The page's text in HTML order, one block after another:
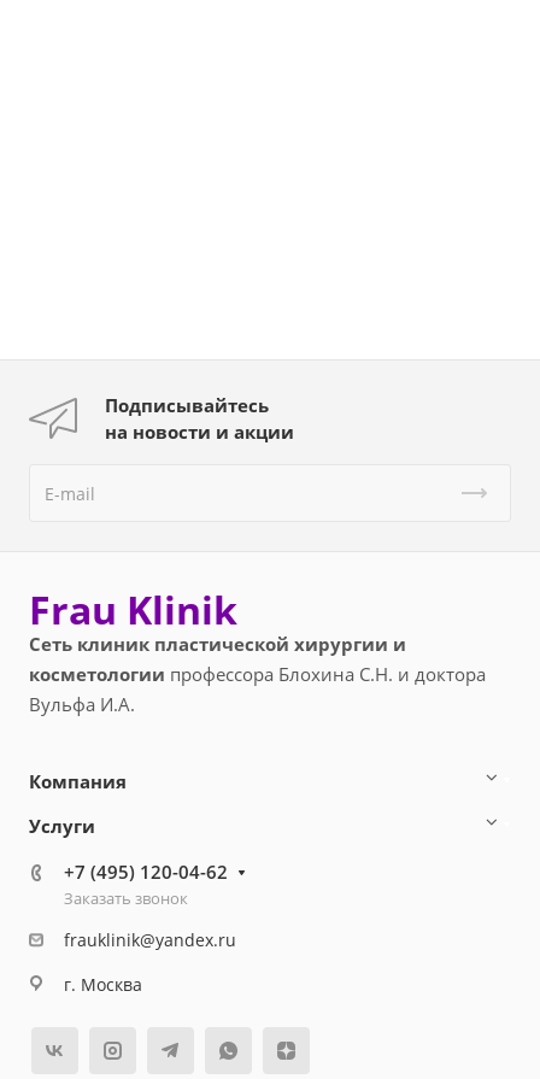
Подписывайтесь
на новости и акции
Frau Klinik
Сеть клиник пластической хирургии и
косметологии профессора Блохина С.Н. и доктора
Вульфа И.А.
Компания
Услуги
+7 (495) 120-04-62
Заказать звонок
frauklinik@yandex.ru
г. Москва